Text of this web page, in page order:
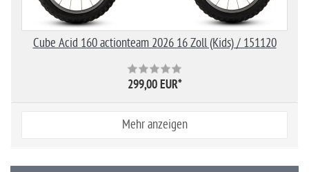
Cube Acid 160 actionteam 2026 16 Zoll (Kids) / 151120
299,00 EUR*
Mehr anzeigen